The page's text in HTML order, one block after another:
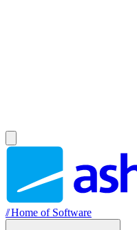
//Home of Software